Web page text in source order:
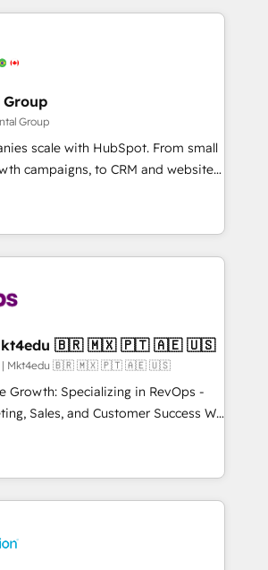
problem. Don't hire a technical
Hire a partner built to
Trust us to
10+ years of HubSpot experience
2023 🌟5 HubSpot Accreditations 🌟
Challenge 2021 🌟INBOUND’19
the full
HubSpot CRM. ✔️A team of
✔️Flexible pricing models —
one Dedicated HubSpot
over 25,000+ customers so
solutions. ✔️Bespoke apps &
on-demand bundle services. Connect with us today!
Group
scale with HubSpot. From small
campaigns, to CRM and websites.
experienced in every inch of
to work hand-in-hand with your
the complex and build a better
team and customers.
4RevOps | Mkt4edu 🇧🇷 🇲🇽 🇵🇹 🇦🇪 🇺🇸
| Mkt4edu 🇧🇷 🇲🇽 🇵🇹 🇦🇪 🇺🇸
Growth: Specializing in RevOps -
Sales, and Customer Success We
revenue growth for companies
through tailored marketing, sales,
strategies, utilizing RevOps
As Latin America's largest HubSpot
Operating in five